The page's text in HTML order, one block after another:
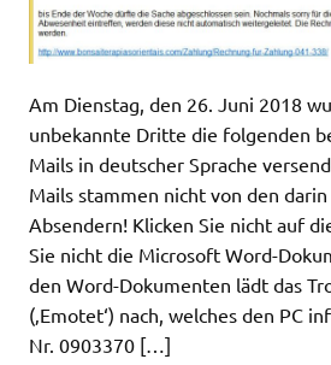
Am Dienstag, den 26. Juni 2018
unbekannte Dritte die folgenden
Mails in deutscher Sprache
Mails stammen nicht von den
Absendern! Klicken Sie nicht auf
Sie nicht die Microsoft Word-
den Word-Dokumenten lädt das
(‚Emotet‘) nach, welches den PC
Nr. 0903370 […]